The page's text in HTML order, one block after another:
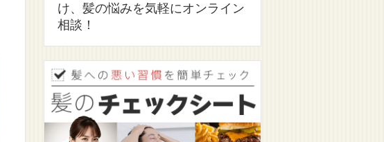
け、髪の悩みを気軽にオンライン
相談！